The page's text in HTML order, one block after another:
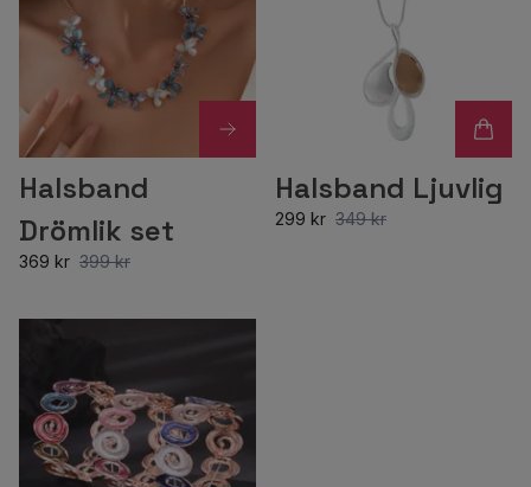
Halsband
Drömlik set
369 kr 399 kr
Halsband Ljuvlig
299 kr 349 kr